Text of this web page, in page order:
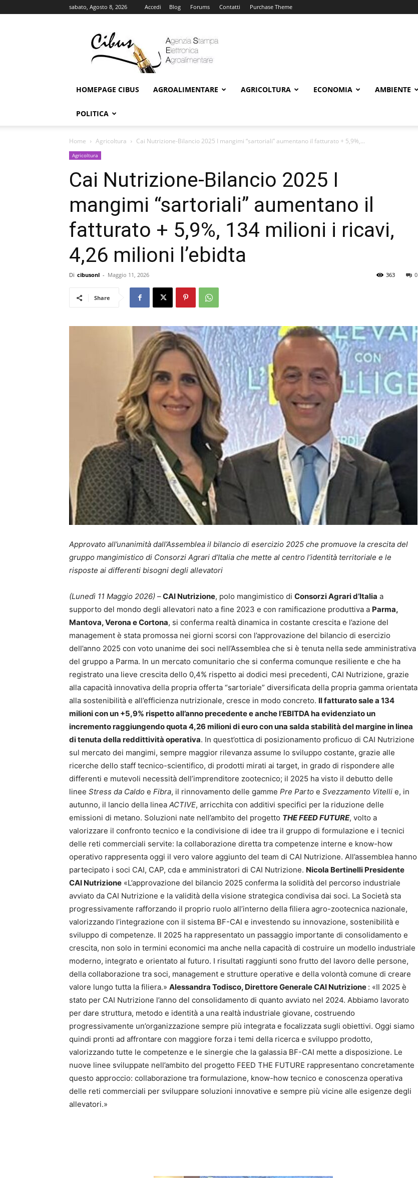
sabato, Agosto 8, 2026 Accedi Blog Forums Contatti Purchase Theme
Online
HOMEPAGE CIBUS AGROALIMENTARE AGRICOLTURA ECONOMIA AMBIENTE
POLITICA
Home Agricoltura Cai Nutrizione-Bilancio 2025 I mangimi “sartoriali” aumentano il fatturato + 5,9%,...
Agricoltura
Cai Nutrizione-Bilancio 2025 I
mangimi “sartoriali” aumentano il
fatturato + 5,9%, 134 milioni i ricavi,
4,26 milioni l’ebidta
Di cibusonl - Maggio 11, 2026 0
363
Share
Approvato all’unanimità dall’Assemblea il bilancio di esercizio 2025 che promuove la crescita del
gruppo mangimistico di Consorzi Agrari d’Italia che mette al centro l’identità territoriale e le
risposte ai differenti bisogni degli allevatori
(Lunedì 11 Maggio 2026) –CAI Nutrizione, polo mangimistico di Consorzi Agrari d’Italia a
supporto del mondo degli allevatori nato a fine 2023 e con ramificazione produttiva a Parma,
Mantova, Verona e Cortona, si conferma realtà dinamica in costante crescita e l’azione del
management è stata promossa nei giorni scorsi con l’approvazione del bilancio di esercizio
dell’anno 2025 con voto unanime dei soci nell’Assemblea che si è tenuta nella sede amministrativa
del gruppo a Parma. In un mercato comunitario che si conferma comunque resiliente e che ha
registrato una lieve crescita dello 0,4% rispetto ai dodici mesi precedenti, CAI Nutrizione, grazie
alla capacità innovativa della propria offerta “sartoriale” diversificata della propria gamma orientata
alla sostenibilità e all’efficienza nutrizionale, cresce in modo concreto. Il fatturato sale a 134
milioni con un +5,9% rispetto all’anno precedente e anche l’EBITDA ha evidenziato un
incremento raggiungendo quota 4,26 milioni di euro con una salda stabilità del margine in linea
di tenuta della reddittività operativa. In quest’ottica di posizionamento proficuo di CAI Nutrizione
sul mercato dei mangimi, sempre maggior rilevanza assume lo sviluppo costante, grazie alle
ricerche dello staff tecnico-scientifico, di prodotti mirati ai target, in grado di rispondere alle
differenti e mutevoli necessità dell’imprenditore zootecnico; il 2025 ha visto il debutto delle
linee Stress da Caldo e Fibra, il rinnovamento delle gamme Pre Parto e Svezzamento Vitelli e, in
autunno, il lancio della linea ACTIVE, arricchita con additivi specifici per la riduzione delle
emissioni di metano. Soluzioni nate nell’ambito del progetto THEFEED FUTURE, volto a
valorizzare il confronto tecnico e la condivisione di idee tra il gruppo di formulazione e i tecnici
delle reti commerciali servite: la collaborazione diretta tra competenze interne e know-how
operativo rappresenta oggi il vero valore aggiunto del team di CAI Nutrizione. All’assemblea hanno
partecipato i soci CAI, CAP, cda e amministratori di CAI Nutrizione. Nicola Bertinelli Presidente
CAI Nutrizione «L’approvazione del bilancio 2025 conferma la solidità del percorso industriale
avviato da CAI Nutrizione e la validità della visione strategica condivisa dai soci. La Società sta
progressivamente rafforzando il proprio ruolo all’interno della filiera agro-zootecnica nazionale,
valorizzando l’integrazione con il sistema BF-CAI e investendo su innovazione, sostenibilità e
sviluppo di competenze. Il 2025 ha rappresentato un passaggio importante di consolidamento e
crescita, non solo in termini economici ma anche nella capacità di costruire un modello industriale
moderno, integrato e orientato al futuro. I risultati raggiunti sono frutto del lavoro delle persone,
della collaborazione tra soci, management e strutture operative e della volontà comune di creare
valore lungo tutta la filiera.» Alessandra Todisco, Direttore Generale CAI Nutrizione : «Il 2025 è
stato per CAI Nutrizione l’anno del consolidamento di quanto avviato nel 2024. Abbiamo lavorato
per dare struttura, metodo e identità a una realtà industriale giovane, costruendo
progressivamente un’organizzazione sempre più integrata e focalizzata sugli obiettivi. Oggi siamo
quindi pronti ad affrontare con maggiore forza i temi della ricerca e sviluppo prodotto,
valorizzando tutte le competenze e le sinergie che la galassia BF-CAI mette a disposizione. Le
nuove linee sviluppate nell’ambito del progetto FEED THE FUTURE rappresentano concretamente
questo approccio: collaborazione tra formulazione, know-how tecnico e conoscenza operativa
delle reti commerciali per sviluppare soluzioni innovative e sempre più vicine alle esigenze degli
allevatori.»